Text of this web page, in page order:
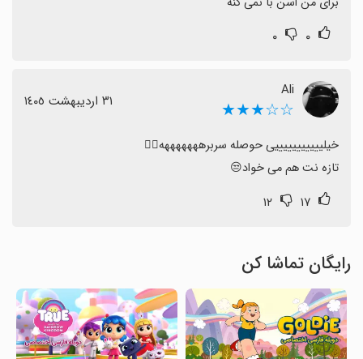
۰ ۰
Ali
☆☆★★★ ٣١ اردیبهشت ١٤٠٥
تازه نت هم می خواد😒
۱۷ ۱۲
رایگان تماشا کن